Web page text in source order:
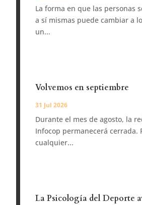
La forma en que las personas
a sí mismas puede cambiar a
un...
Volvemos en septiembre
31 Jul 2026
Durante el mes de agosto, la
Infocop permanecerá cerrada.
cualquier...
La Psicología del Deporte